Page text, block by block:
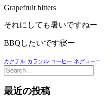
Grapefruit bitters
それにしても暑いですねー
BBQしたいです寝ー
カクテル カラソル コーヒー ネグローニ
最近の投稿